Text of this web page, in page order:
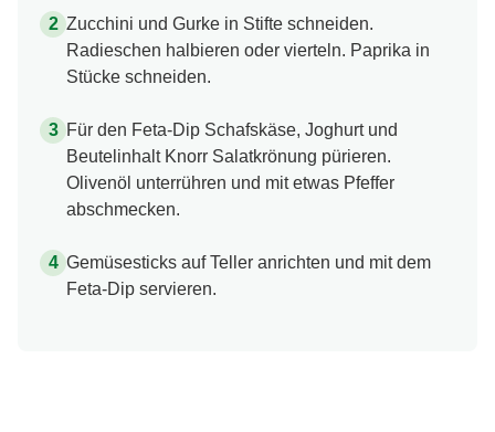
Zucchini und Gurke in Stifte schneiden.
Radieschen halbieren oder vierteln. Paprika in
Stücke schneiden.
Für den Feta-Dip Schafskäse, Joghurt und
Beutelinhalt Knorr Salatkrönung pürieren.
Olivenöl unterrühren und mit etwas Pfeffer
abschmecken.
Gemüsesticks auf Teller anrichten und mit dem
Feta-Dip servieren.